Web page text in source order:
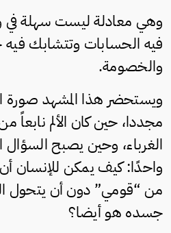
وهي معادلة ليست سهلة في
فيه الحسابات وتتشابك فيه
والخصومة.
ويستحضر هذا المشهد صورة
مجددا، حين كان الألم نابعاً
الغرباء، وحين يصبح السؤال
واحدًا: كيف يمكن للإنسان
من “قومي” دون أن يتحول
جسده هو أيضا؟